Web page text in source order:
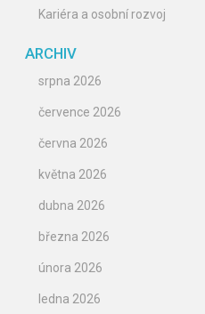
Kariéra a osobní rozvoj
ARCHIV
srpna 2026
července 2026
června 2026
května 2026
dubna 2026
března 2026
února 2026
ledna 2026